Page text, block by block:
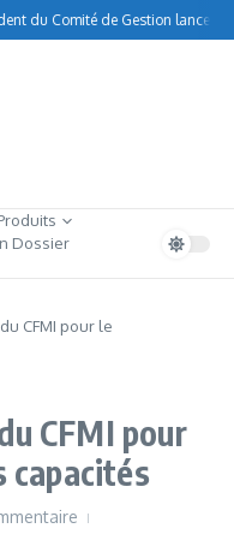
du Comité de Gestion lance
Dossier
CFMI pour le
CFMI pour
capacités